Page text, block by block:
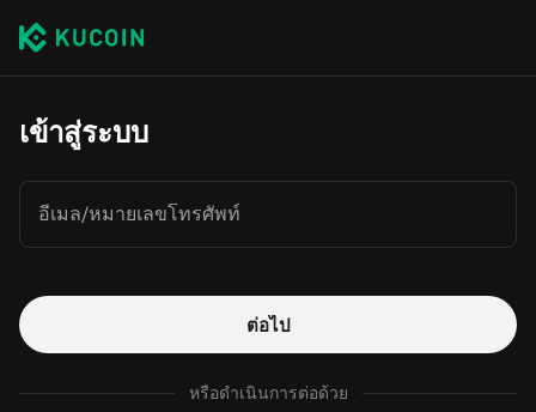
เข้าสู่ระบบ
อีเมล/หมายเลขโทรศัพท์
ต่อไป
หรือดำเนินการต่อด้วย